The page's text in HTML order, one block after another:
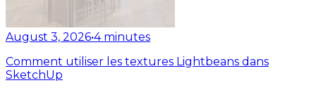
August 3, 2026•4 minutes
Comment utiliser les textures Lightbeans dans
SketchUp